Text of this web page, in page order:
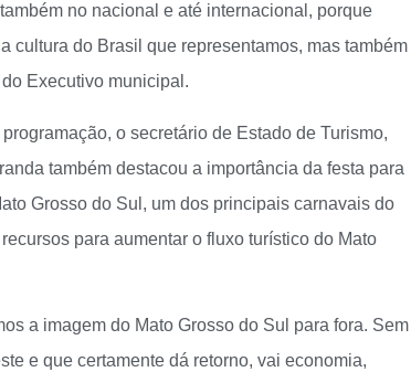
no nacional e até internacional, porque
cultura do Brasil que representamos, mas também
Executivo municipal.
o secretário de Estado de Turismo,
também destacou a importância da festa para
Grosso do Sul, um dos principais carnavais do
para aumentar o fluxo turístico do Mato
a imagem do Mato Grosso do Sul para fora. Sem
e que certamente dá retorno, vai economia,